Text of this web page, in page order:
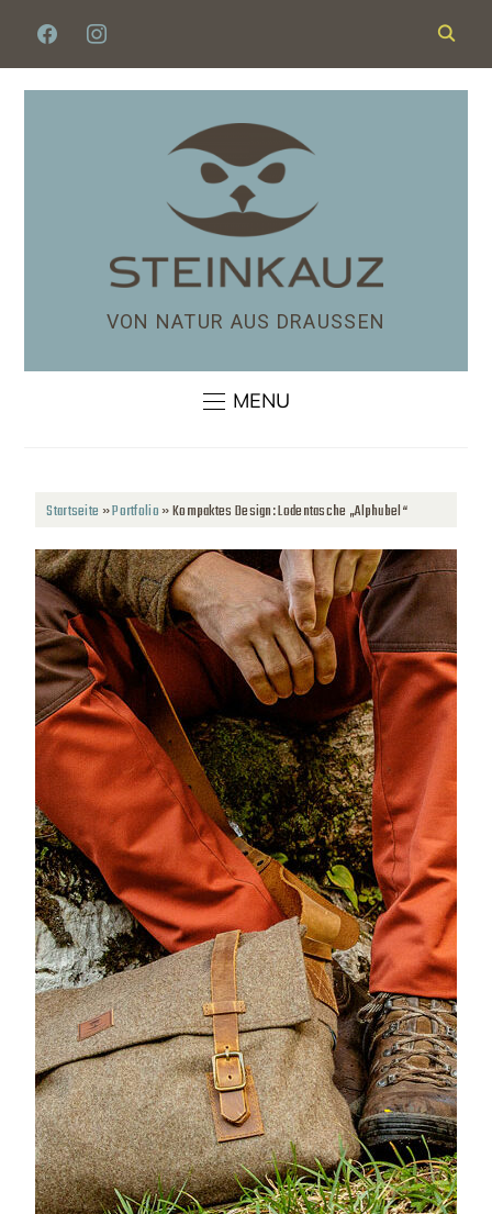
VON NATUR AUS DRAUSSEN
MENU
Startseite »Portfolio»Kompaktes Design: Lodentasche „Alphubel“